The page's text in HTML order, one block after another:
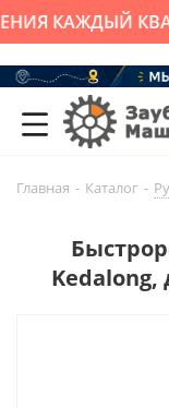
КАЖДЫЙ
Главная - Каталог -
Kedalong,